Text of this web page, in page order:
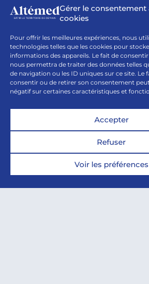
Gérer le consentement
cookies
Pour offrir les meilleures expériences, nous
technologies telles que les cookies pour
informations des appareils. Le fait de
nous permettra de traiter des données telles
de navigation ou les ID uniques sur ce site. Le
consentir ou de retirer son consentement
négatif sur certaines caractéristiques et
Accepter
Refuser
Voir les préférences